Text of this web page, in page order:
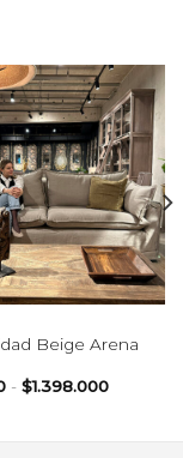
Beige Arena
- $1.398.000Rango